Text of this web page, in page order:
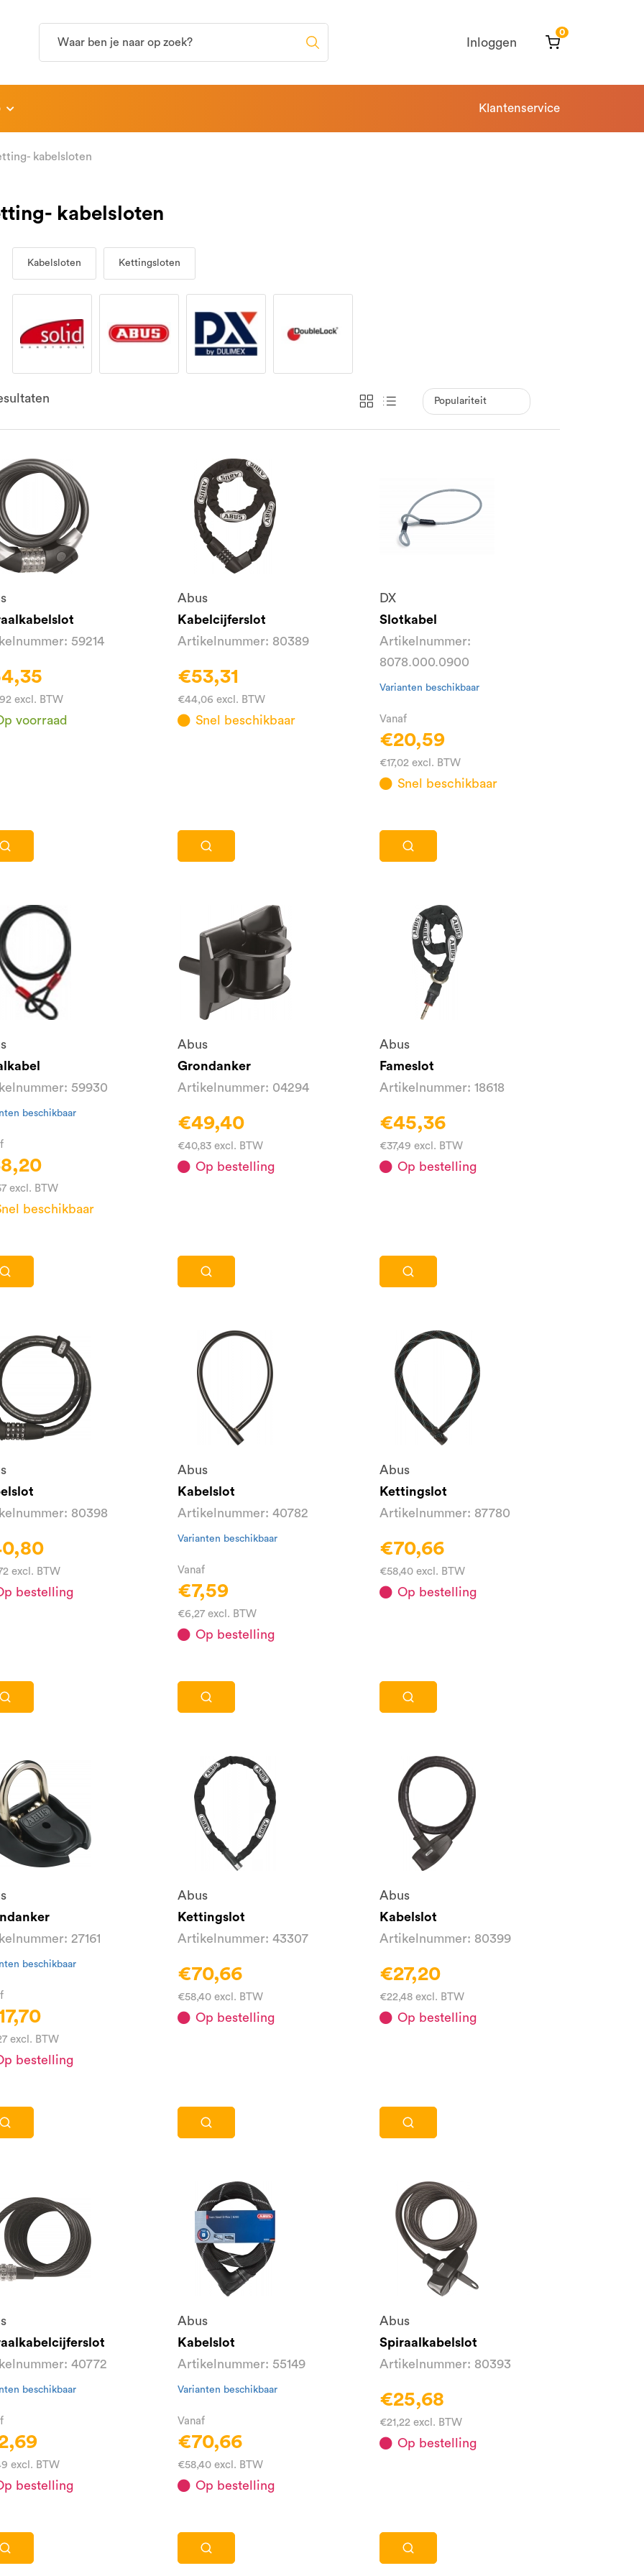
Inloggen
0
Klantenservice
kabelsloten
kabelsloten
Kabelsloten Kettingsloten
59214
excl. BTW
voorraad
Abus
Kabelcijferslot
Artikelnummer: 80389
€53,31
€44,06 excl. BTW
Snel beschikbaar
DX
Slotkabel
Artikelnummer:
8078.000.0900
Varianten beschikbaar
Vanaf
€20,59
€17,02 excl. BTW
Snel beschikbaar
59930
beschikbaar
excl. BTW
beschikbaar
Abus
Grondanker
Artikelnummer: 04294
€49,40
€40,83 excl. BTW
Op bestelling
Abus
Fameslot
Artikelnummer: 18618
€45,36
€37,49 excl. BTW
Op bestelling
80398
excl. BTW
bestelling
Abus
Kabelslot
Artikelnummer: 40782
Varianten beschikbaar
Vanaf
€7,59
€6,27 excl. BTW
Op bestelling
Abus
Kettingslot
Artikelnummer: 87780
€70,66
€58,40 excl. BTW
Op bestelling
27161
beschikbaar
excl. BTW
bestelling
Abus
Kettingslot
Artikelnummer: 43307
€70,66
€58,40 excl. BTW
Op bestelling
Abus
Kabelslot
Artikelnummer: 80399
€27,20
€22,48 excl. BTW
Op bestelling
40772
beschikbaar
excl. BTW
bestelling
Abus
Kabelslot
Artikelnummer: 55149
Varianten beschikbaar
Vanaf
€70,66
€58,40 excl. BTW
Op bestelling
Abus
Spiraalkabelslot
Artikelnummer: 80393
€25,68
€21,22 excl. BTW
Op bestelling